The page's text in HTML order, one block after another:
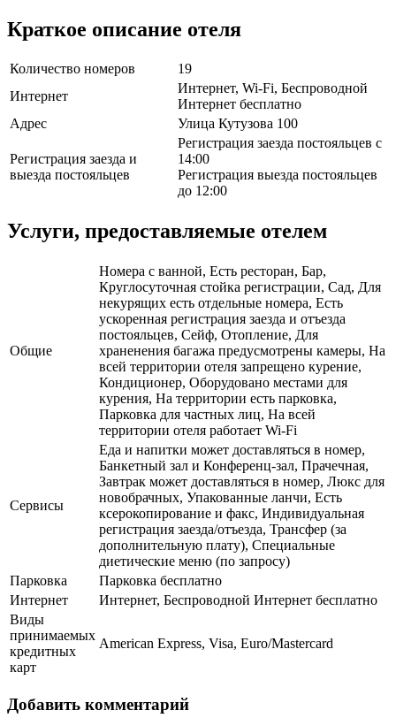
Краткое описание отеля
Количество номеров
19
Интернет
Интернет, Wi-Fi, Беспроводной
Интернет бесплатно
Адрес
Улица Кутузова 100
Регистрация заезда и
выезда постояльцев
Регистрация заезда постояльцев с
14:00
Регистрация выезда постояльцев
до 12:00
Услуги, предоставляемые отелем
Общие
Номера с ванной, Есть ресторан, Бар,
Круглосуточная стойка регистрации, Сад, Для
некурящих есть отдельные номера, Есть
ускоренная регистрация заезда и отъезда
постояльцев, Сейф, Отопление, Для
храненения багажа предусмотрены камеры, На
всей территории отеля запрещено курение,
Кондиционер, Оборудовано местами для
курения, На территории есть парковка,
Парковка для частных лиц, На всей
территории отеля работает Wi-Fi
Сервисы
Еда и напитки может доставляться в номер,
Банкетный зал и Конференц-зал, Прачечная,
Завтрак может доставляться в номер, Люкс для
новобрачных, Упакованные ланчи, Есть
ксерокопирование и факс, Индивидуальная
регистрация заезда/отъезда, Трансфер (за
дополнительную плату), Специальные
диетические меню (по запросу)
Парковка
Парковка бесплатно
Интернет
Интернет, Беспроводной Интернет бесплатно
Виды
принимаемых
кредитных
карт
American Express, Visa, Euro/Mastercard
Добавить комментарий